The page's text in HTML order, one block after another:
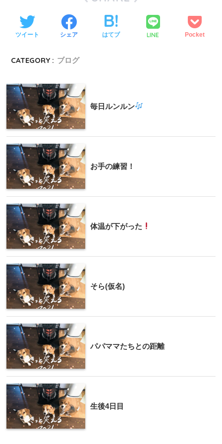
ツイート シェア はてブ LINE Pocket
CATEGORY : ブログ
毎日ルンルン
お手の練習！
体温が下がった
そら(仮名)
パパママたちとの距離
生後4日目